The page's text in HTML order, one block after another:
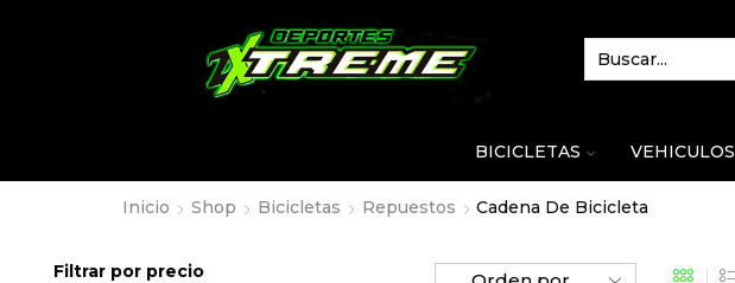
BICICLETAS VEHICULOS
Inicio Shop Bicicletas Repuestos Cadena De Bicicleta
Filtrar por precio